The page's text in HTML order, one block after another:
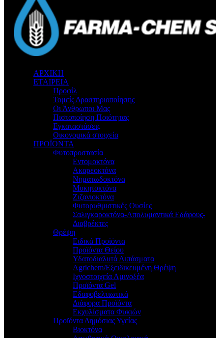
ΑΡΧΙΚΗ
ΕΤΑΙΡΕΙΑ
Προφίλ
Τομείς Δραστηριοποίησης
Οι Άνθρωποι Μας
Πιστοποίηση Ποιότητας
Εγκαταστάσεις
Οικονομικά στοιχεία
ΠΡΟΪΟΝΤΑ
Φυτοπροστασία
Εντομοκτόνα
Ακαρεοκτόνα
Νηματωδοκτόνα
Μυκητοκτόνα
Ζιζανιοκτόνα
Φυτορυθμιστικές Ουσίες
Σαλιγκαροκτόνα-Απολυμαντικά Εδάφους-
Διαβρέκτες
Θρέψη
Ειδικά Προϊόντα
Προϊόντα Θείου
Υδατοδιαλυτά Λιπάσματα
Agrichem/Εξειδικευμένη Θρέψη
Ιχνοστοιχεία Αμινοξέα
Προϊόντα Gel
Εδαφοβελτιωτικά
Διάφορα Προϊόντα
Εκχυλίσματα Φυκιών
Προϊόντα Δημόσιας Υγείας
Βιοκτόνα